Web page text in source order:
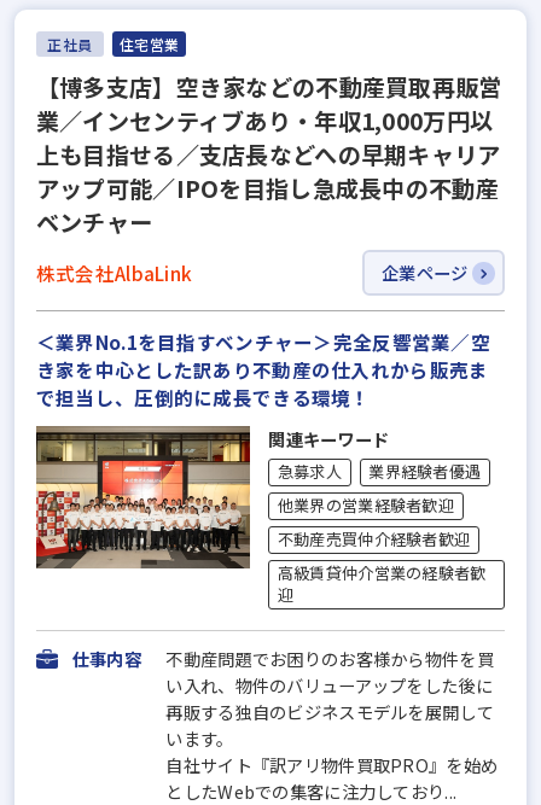
正社員 住宅営業
【博多支店】空き家などの不動産買取再販営
業／インセンティブあり・年収1,000万円以
上も目指せる／支店長などへの早期キャリア
アップ可能／IPOを目指し急成長中の不動産
ベンチャー
株式会社AlbaLink 企業ページ
＜業界No.1を目指すベンチャー＞完全反響営業／空
き家を中心とした訳あり不動産の仕入れから販売ま
で担当し、圧倒的に成長できる環境！
関連キーワード
急募求人
業界経験者優遇
他業界の営業経験者歓迎
不動産売買仲介経験者歓迎
高級賃貸仲介営業の経験者歓
迎
仕事内容
不動産問題でお困りのお客様から物件を買
い入れ、物件のバリューアップをした後に
再販する独自のビジネスモデルを展開して
います。
自社サイト『訳アリ物件買取PRO』を始め
としたWebでの集客に注力しており...